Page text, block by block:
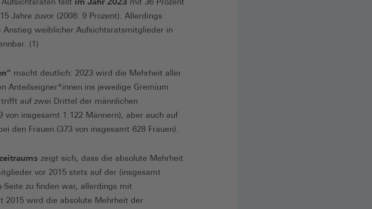
fällt im Jahr 2023 mit 36 Prozent
Jahre zuvor (2008: 9 Prozent). Allerdings
weiblicher Aufsichtsratsmitglieder in
(1)
macht deutlich: 2023 wird die Mehrheit aller
Anteilseigner*innen ins jeweilige Gremium
auf zwei Drittel der männlichen
von insgesamt 1.122 Männern), aber auch auf
den Frauen (373 von insgesamt 628 Frauen).
zeigt sich, dass die absolute Mehrheit
vor 2015 stets auf der (insgesamt
Seite zu finden war, allerdings mit
2015 wird die absolute Mehrheit der